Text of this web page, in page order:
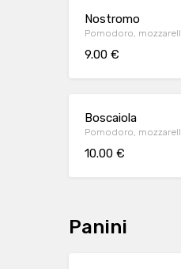
Nostromo
Pomodoro,
9.00 €
Boscaiola
Pomodoro,
10.00 €
Panini